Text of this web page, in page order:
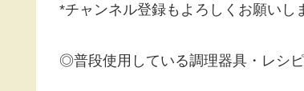
*チャンネル登録もよろしくお願いし
◎普段使用している調理器具・レシ